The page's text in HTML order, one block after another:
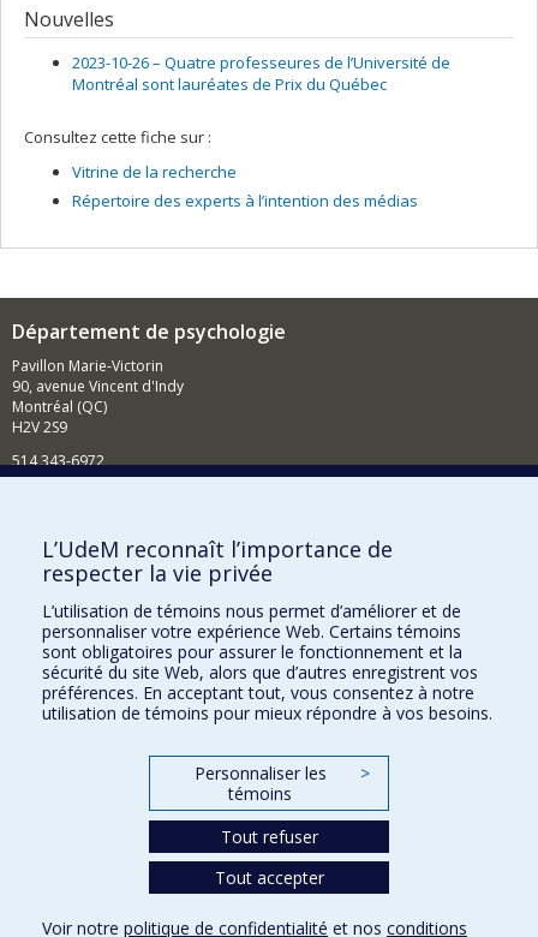
Nouvelles
2023-10-26 – Quatre professeures de l’Université de
Montréal sont lauréates de Prix du Québec
Consultez cette fiche sur :
Vitrine de la recherche
Répertoire des experts à l’intention des médias
Département de psychologie
Pavillon Marie-Victorin
90, avenue Vincent d'Indy
Montréal (QC)
H2V 2S9
514 343-6972
Comment soutenir le Département?
BESOIN D'AIDE?
Plan du site
Signaler une erreur
Accessibilité
FACULTÉ DES ARTS ET DES SCIENCES
Nos départements et écoles
L’UdeM reconnaît l’importance de
respecter la vie privée
L’utilisation de témoins nous permet d’améliorer et de
personnaliser votre expérience Web. Certains témoins
sont obligatoires pour assurer le fonctionnement et la
sécurité du site Web, alors que d’autres enregistrent vos
préférences. En acceptant tout, vous consentez à notre
utilisation de témoins pour mieux répondre à vos besoins.
Personnaliser les
témoins
>
Tout refuser
Tout accepter
Voir notre politique de confidentialité et nos conditions